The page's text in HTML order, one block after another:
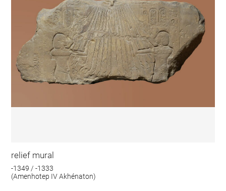
relief mural
-1349 / -1333
(Amenhotep IV Akhénaton)